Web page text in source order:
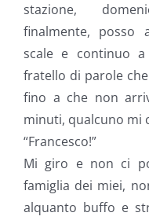
stazione,
finalmente, posso
scale e continuo
fratello di parole
fino a che non
minuti, qualcuno mi
“Francesco!”
Mi giro e non ci
famiglia dei miei,
alquanto buffo e